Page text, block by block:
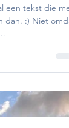
lezen
raakt.
een tekst die me